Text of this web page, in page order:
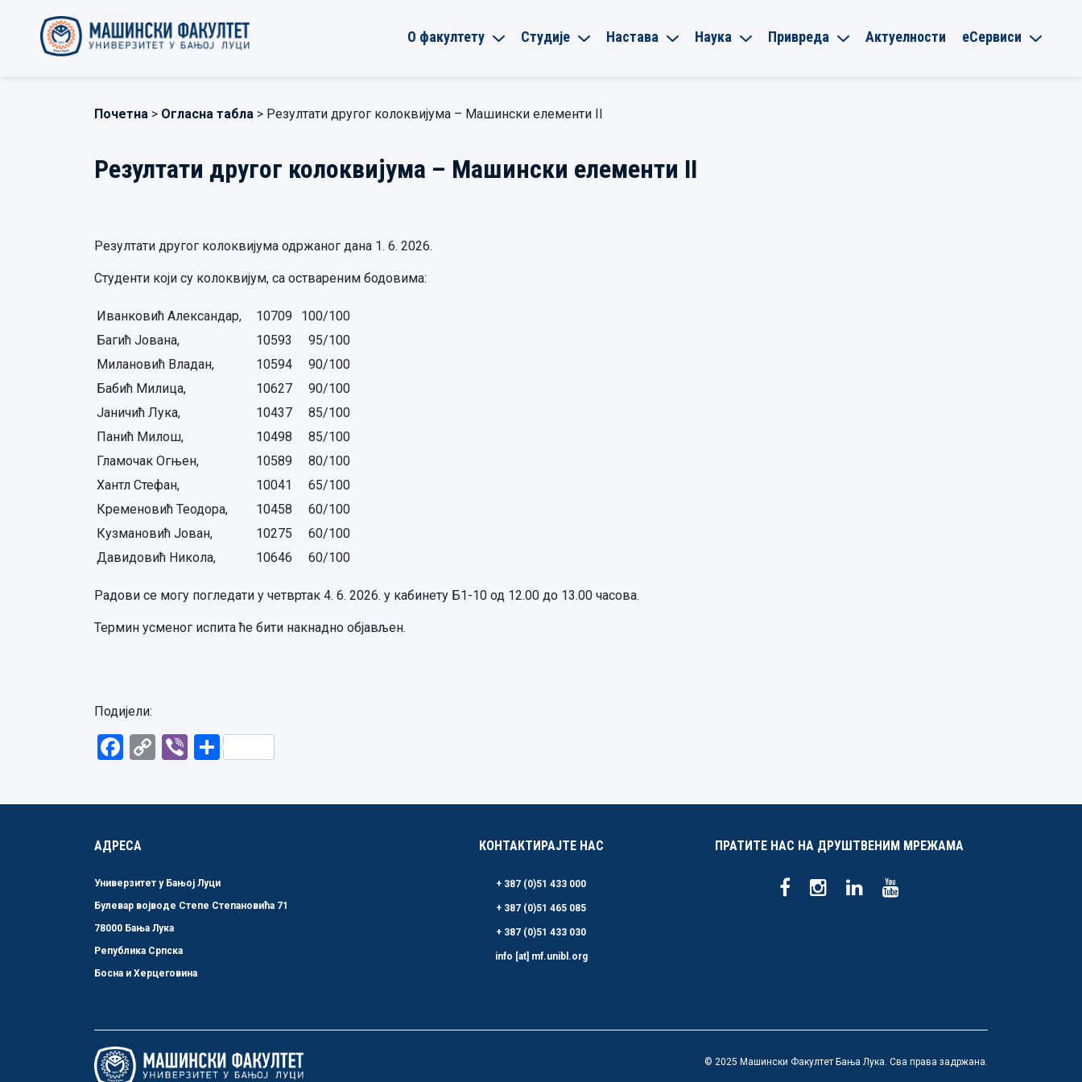
О факултету Студије Настава Наука Привреда Актуелности еСервиси
Почетна > Огласна табла > Резултати другог колоквијума – Машински елементи II
Резултати другог колоквијума – Машински елементи II
Резултати другог колоквијума одржаног дана 1. 6. 2026.
Студенти који су колоквијум, са оствареним бодовима:
Иванковић Александар, 10709
100/100
Багић Јована,
10593
95/100
Милановић Владан,
10594
90/100
Бабић Милица,
10627
90/100
Јаничић Лука,
10437
85/100
Панић Милош,
10498
85/100
Гламочак Огњен,
10589
80/100
Хантл Стефан,
10041
65/100
Кременовић Теодора,
10458
60/100
Кузмановић Јован,
10275
60/100
Давидовић Никола,
10646 60/100
Радови се могу погледати у четвртак 4. 6. 2026. у кабинету Б1-10 од 12.00 до 13.00 часова.
Термин усменог испита ће бити накнадно објављен.
Подијели:
Facebook
CopyViberShare
АДРЕСА
Универзитет у Бањој Луци
Булевар војводе Степе Степановића 71
78000 Бања Лука
Република Српска
Босна и Херцеговина
КОНТАКТИРАЈТЕ НАС
+ 387 (0)51 433 000
+ 387 (0)51 465 085
+ 387 (0)51 433 030
info [at] mf.unibl.org
ПРАТИТЕ НАС НА ДРУШТВЕНИМ МРЕЖАМА
© 2025 Машински Факултет Бања Лука. Сва права задржана.